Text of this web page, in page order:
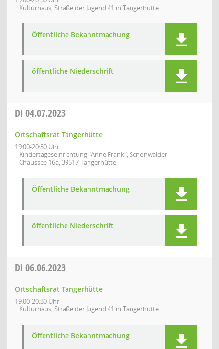
Kulturhaus, Straße der Jugend 41 in Tangerhütte
Öffentliche Bekanntmachung
öffentliche Niederschrift
DI 04.07.2023
Ortschaftsrat Tangerhütte
19:00-20:30 Uhr
Kindertageseinrichtung "Anne Frank", Schönwalder
Chaussee 16a, 39517 Tangerhütte
Öffentliche Bekanntmachung
öffentliche Niederschrift
DI 06.06.2023
Ortschaftsrat Tangerhütte
19:00-20:30 Uhr
Kulturhaus, Straße der Jugend 41 in Tangerhütte
Öffentliche Bekanntmachung